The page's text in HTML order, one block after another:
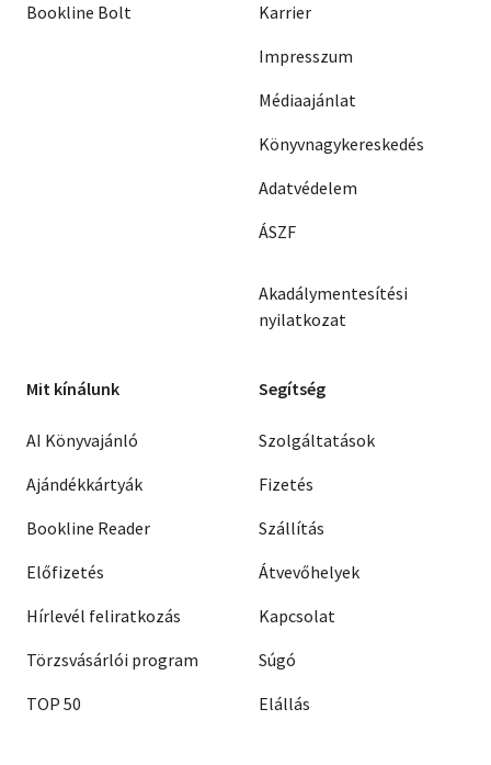
Bookline Bolt
Karrier
Impresszum
Médiaajánlat
Könyvnagykereskedés
Adatvédelem
ÁSZF
Akadálymentesítési
nyilatkozat
Mit kínálunk
AI Könyvajánló
Ajándékkártyák
Bookline Reader
Előfizetés
Hírlevél feliratkozás
Törzsvásárlói program
TOP 50
Segítség
Szolgáltatások
Fizetés
Szállítás
Átvevőhelyek
Kapcsolat
Súgó
Elállás